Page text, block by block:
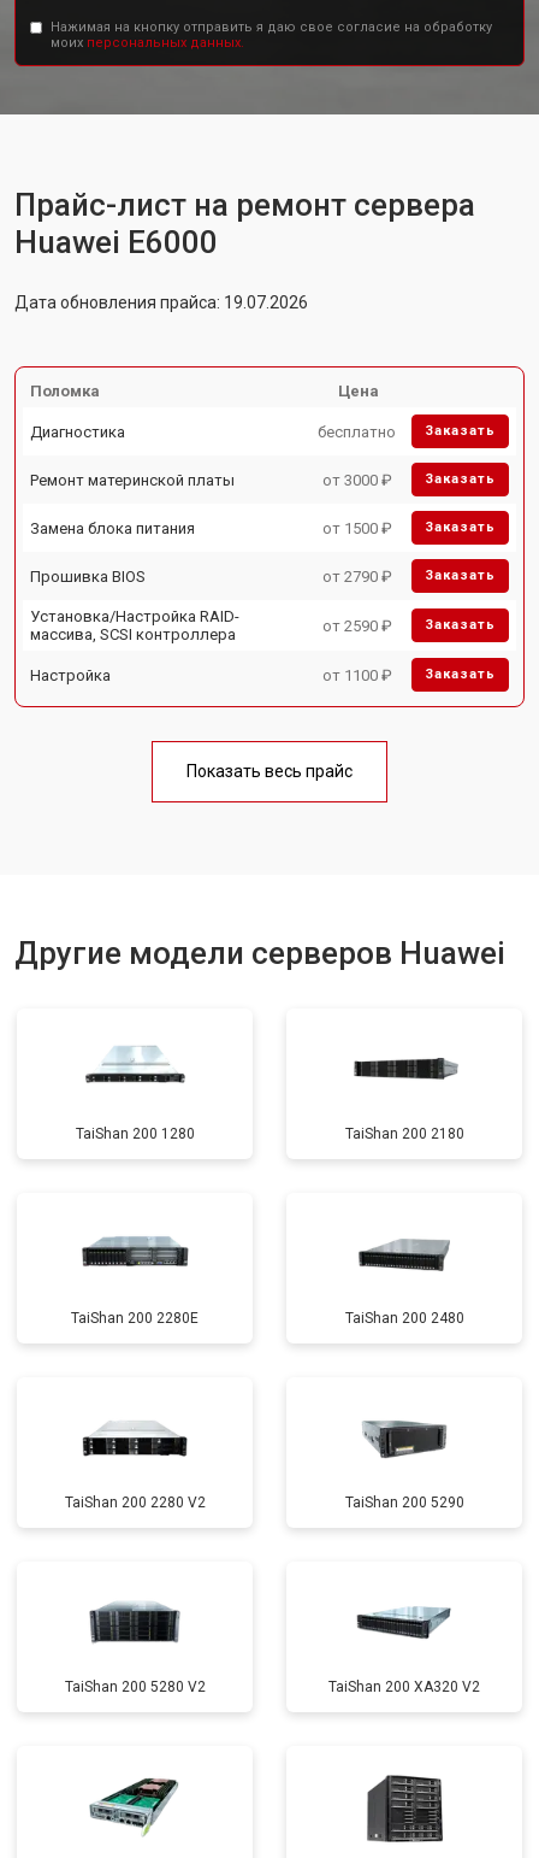
Нажимая на кнопку отправить я даю свое согласие на обработку
моих персональных данных.
Прайс-лист на ремонт сервера
Huawei E6000
Дата обновления прайса: 19.07.2026
Поломка Цена
Диагностика бесплатно Заказать
Ремонт материнской платы от 3000 ₽ Заказать
Замена блока питания от 1500 ₽ Заказать
Прошивка BIOS от 2790 ₽ Заказать
Установка/Настройка RAID-
массива, SCSI контроллера
от 2590 ₽ Заказать
Настройка от 1100 ₽ Заказать
Показать весь прайс
Другие модели серверов Huawei
TaiShan 200 1280 TaiShan 200 2180
TaiShan 200 2280E TaiShan 200 2480
TaiShan 200 2280 V2 TaiShan 200 5290
TaiShan 200 5280 V2 TaiShan 200 XA320 V2